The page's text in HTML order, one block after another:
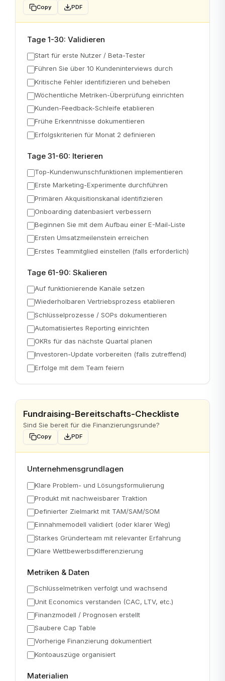
Copy PDF
Tage 1-30: Validieren
Start für erste Nutzer / Beta-Tester
Führen Sie über 10 Kundeninterviews durch
Kritische Fehler identifizieren und beheben
Wöchentliche Metriken-Überprüfung einrichten
Kunden-Feedback-Schleife etablieren
Frühe Erkenntnisse dokumentieren
Erfolgskriterien für Monat 2 definieren
Tage 31-60: Iterieren
Top-Kundenwunschfunktionen implementieren
Erste Marketing-Experimente durchführen
Primären Akquisitionskanal identifizieren
Onboarding datenbasiert verbessern
Beginnen Sie mit dem Aufbau einer E-Mail-Liste
Ersten Umsatzmeilenstein erreichen
Erstes Teammitglied einstellen (falls erforderlich)
Tage 61-90: Skalieren
Auf funktionierende Kanäle setzen
Wiederholbaren Vertriebsprozess etablieren
Schlüsselprozesse / SOPs dokumentieren
Automatisiertes Reporting einrichten
OKRs für das nächste Quartal planen
Investoren-Update vorbereiten (falls zutreffend)
Erfolge mit dem Team feiern
Fundraising-Bereitschafts-Checkliste
Sind Sie bereit für die Finanzierungsrunde?
Copy PDF
Unternehmensgrundlagen
Klare Problem- und Lösungsformulierung
Produkt mit nachweisbarer Traktion
Definierter Zielmarkt mit TAM/SAM/SOM
Einnahmemodell validiert (oder klarer Weg)
Starkes Gründerteam mit relevanter Erfahrung
Klare Wettbewerbsdifferenzierung
Metriken & Daten
Schlüsselmetriken verfolgt und wachsend
Unit Economics verstanden (CAC, LTV, etc.)
Finanzmodell / Prognosen erstellt
Saubere Cap Table
Vorherige Finanzierung dokumentiert
Kontoauszüge organisiert
Materialien